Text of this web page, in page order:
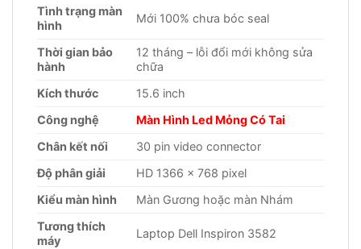
Tình trạng màn
hình
Mới 100% chưa bóc seal
Thời gian bảo
hành
12 tháng – lỗi đổi mới không sửa
chữa
Kích thước
15.6 inch
Công nghệ
Màn Hình Led Mỏng Có Tai
Chân kết nối
30 pin video connector
Độ phân giải
HD 1366 x 768 pixel
Kiểu màn hình
Màn Gương hoặc màn Nhám
Tương thích
máy
Laptop Dell Inspiron 3582